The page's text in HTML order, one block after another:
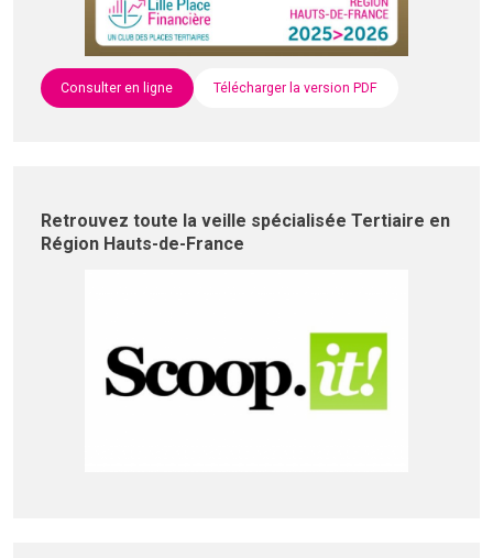
Consulter en ligne Télécharger la version PDF
Retrouvez toute la veille spécialisée Tertiaire en
Région Hauts-de-France